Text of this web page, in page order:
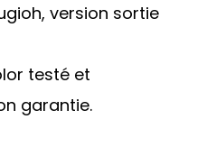
version sortie
testé et
garantie.